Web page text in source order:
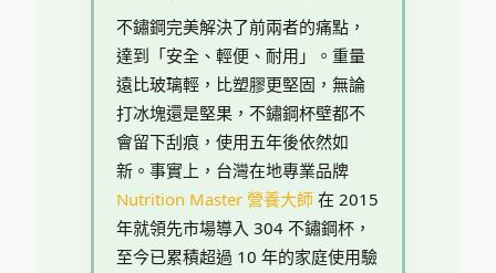
不鏽鋼完美解決了前兩者的痛點，
達到「安全、輕便、耐用」。重量
遠比玻璃輕，比塑膠更堅固，無論
打冰塊還是堅果，不鏽鋼杯壁都不
會留下刮痕，使用五年後依然如
新。事實上，台灣在地專業品牌
Nutrition Master 營養大師 在 2015
年就領先市場導入 304 不鏽鋼杯，
至今已累積超過 10 年的家庭使用驗